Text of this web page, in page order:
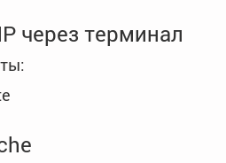
через терминал